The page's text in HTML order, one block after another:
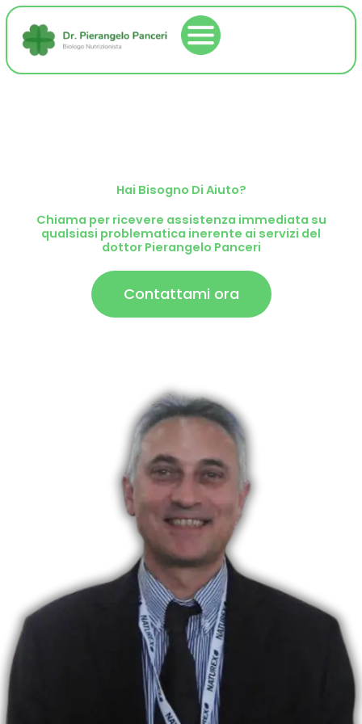
Vai
contenuto
Hai Bisogno Di Aiuto?
Chiama per ricevere assistenza immediata su
qualsiasi problematica inerente ai servizi del
dottor Pierangelo Panceri
Contattami ora